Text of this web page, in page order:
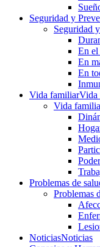
Seguridad y
Seguridad
En el
En
En
Vida familiarVida
Vida
Problemas de
Problemas
NoticiasNoticias